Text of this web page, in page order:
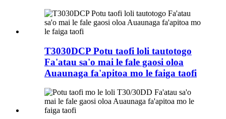
T3030DCP Potu taofi loli tautotogo
Fa'atau sa'o mai le fale gaosi oloa
Auaunaga fa'apitoa mo le faiga taofi